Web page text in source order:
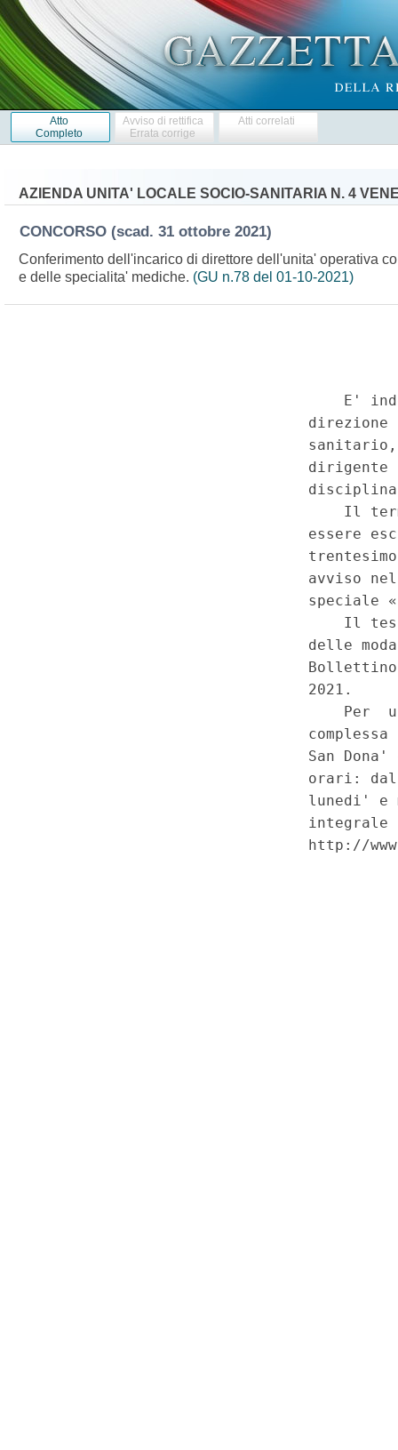
Atto
Completo
Avviso di rettifica
Errata corrige
Atti correlati
AZIENDA UNITA' LOCALE SOCIO-SANITARIA N. 4
CONCORSO (scad. 31 ottobre 2021)
Conferimento dell'incarico di direttore dell'unita' operativa
e delle specialita' mediche. (GU n.78 del 01-10-2021)